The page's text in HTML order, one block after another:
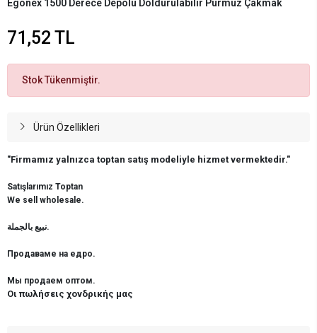
Egonex 1500 Derece Depolu Doldurulabilir Pürmüz Çakmak
71,52 TL
Stok Tükenmiştir.
Ürün Özellikleri
"Firmamız yalnızca toptan satış modeliyle hizmet vermektedir."
Satışlarımız Toptan
We sell wholesale.
نبيع بالجملة.
Продаваме на едро.
Мы продаем оптом.
Οι πωλήσεις χονδρικής μας